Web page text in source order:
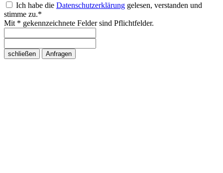
Ich habe die Datenschutzerklärung gelesen, verstanden und
stimme zu.*
Mit * gekennzeichnete Felder sind Pflichtfelder.
schließen Anfragen